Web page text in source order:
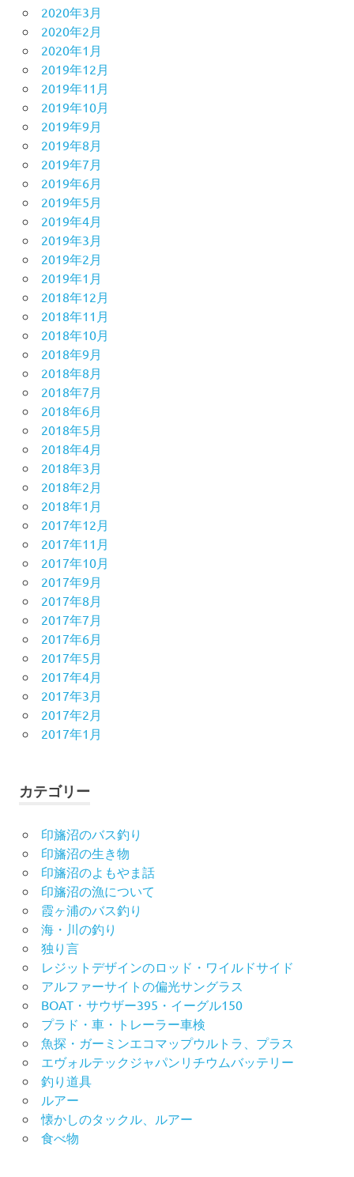
2020年3月
2020年2月
2020年1月
2019年12月
2019年11月
2019年10月
2019年9月
2019年8月
2019年7月
2019年6月
2019年5月
2019年4月
2019年3月
2019年2月
2019年1月
2018年12月
2018年11月
2018年10月
2018年9月
2018年8月
2018年7月
2018年6月
2018年5月
2018年4月
2018年3月
2018年2月
2018年1月
2017年12月
2017年11月
2017年10月
2017年9月
2017年8月
2017年7月
2017年6月
2017年5月
2017年4月
2017年3月
2017年2月
2017年1月
カテゴリー
印旛沼のバス釣り
印旛沼の生き物
印旛沼のよもやま話
印旛沼の漁について
霞ヶ浦のバス釣り
海・川の釣り
独り言
レジットデザインのロッド・ワイルドサイド
アルファーサイトの偏光サングラス
BOAT・サウザー395・イーグル150
プラド・車・トレーラー車検
魚探・ガーミンエコマップウルトラ、プラス
エヴォルテックジャパンリチウムバッテリー
釣り道具
ルアー
懐かしのタックル、ルアー
食べ物